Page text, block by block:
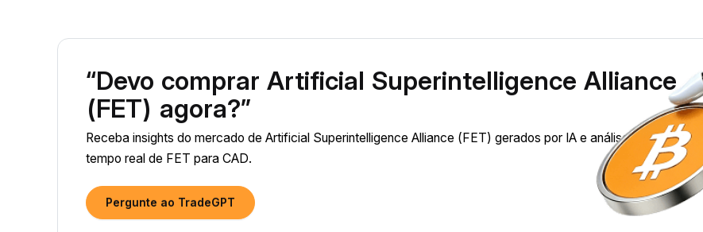
“Devo comprar Artificial Superintelligence Alliance
(FET) agora?”
Receba insights do mercado de Artificial Superintelligence Alliance (FET) gerados por IA e análises de preço em
tempo real de FET para CAD.
Pergunte ao TradeGPT